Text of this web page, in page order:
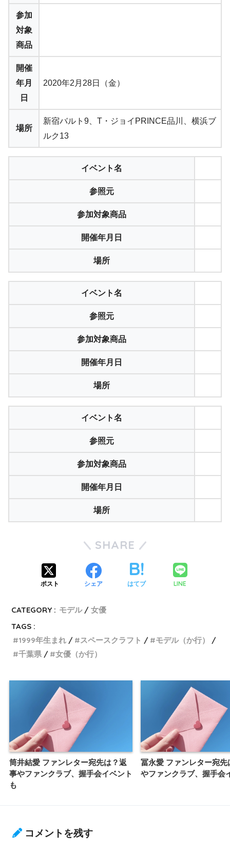
参加
対象
商品
開催
年月
日
2020年2月28日（金）
場所
新宿バルト9、T・ジョイPRINCE品川、横浜ブ
ルク13
イベント名
参照元
参加対象商品
開催年月日
場所
イベント名
参照元
参加対象商品
開催年月日
場所
イベント名
参照元
参加対象商品
開催年月日
場所
SHARE
ポスト シェア はてブ LINE
CATEGORY : モデル
女優
TAGS :
1999年生まれ
スペースクラフト
モデル（か行）
千葉県
女優（か行）
筒井結愛 ファンレター宛先は？返
事やファンクラブ、握手会イベント
も
冨永愛 ファンレター宛先
やファンクラブ、握手会
コメントを残す